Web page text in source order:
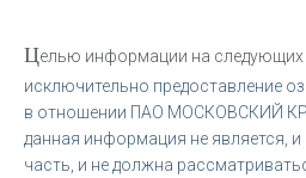
Целью информации на следующих
исключительно предоставление
в отношении ПАО МОСКОВСКИЙ
данная информация не является, и
часть, и не должна